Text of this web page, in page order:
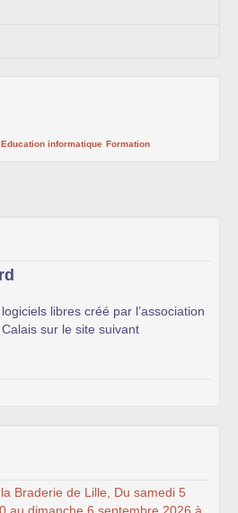
Education informatique Formation
libres créé par l’association
sur le site suivant
Braderie de Lille, Du samedi 5
au dimanche 6 septembre 2026 à